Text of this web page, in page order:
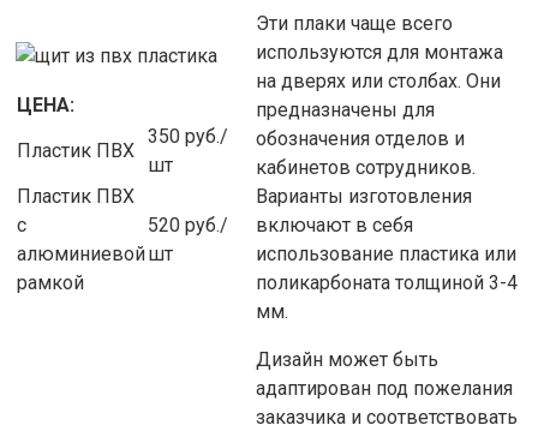
ЦЕНА:
Пластик ПВХ
350 руб./
шт
Пластик ПВХ
с
алюминиевой
рамкой
520 руб./
шт
Эти плаки чаще всего
используются для монтажа
на дверях или столбах. Они
предназначены для
обозначения отделов и
кабинетов сотрудников.
Варианты изготовления
включают в себя
использование пластика или
поликарбоната толщиной 3-4
мм.
Дизайн может быть
адаптирован под пожелания
заказчика и соответствовать